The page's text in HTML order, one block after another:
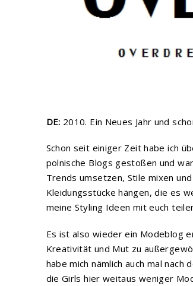
DE: 2010. Ein Neues Jahr und
Schon seit einiger Zeit habe ich
polnische Blogs gestoßen und
Trends umsetzen, Stile mixen
Kleidungsstücke hängen, die es
meine Styling Ideen mit euch
Es ist also wieder ein Modeblog
Kreativität und Mut zu
habe mich nämlich auch mal
die Girls hier weitaus weniger